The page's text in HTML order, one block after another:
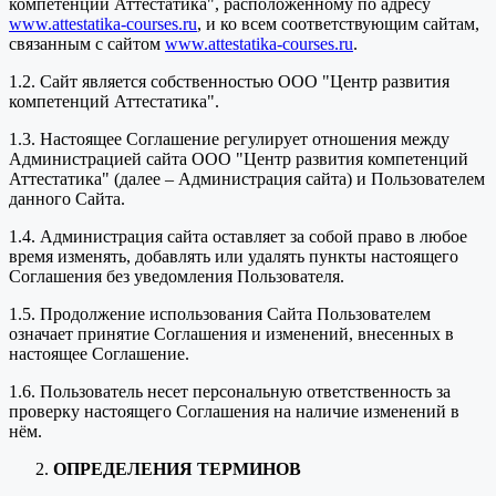
компетенций Аттестатика", расположенному по адресу
www.attestatika-courses.ru, и ко всем соответствующим сайтам,
связанным с сайтом www.attestatika-courses.ru.
1.2. Сайт является собственностью ООО "Центр развития
компетенций Аттестатика".
1.3. Настоящее Соглашение регулирует отношения между
Администрацией сайта ООО "Центр развития компетенций
Аттестатика" (далее – Администрация сайта) и Пользователем
данного Сайта.
1.4. Администрация сайта оставляет за собой право в любое
время изменять, добавлять или удалять пункты настоящего
Соглашения без уведомления Пользователя.
1.5. Продолжение использования Сайта Пользователем
означает принятие Соглашения и изменений, внесенных в
настоящее Соглашение.
1.6. Пользователь несет персональную ответственность за
проверку настоящего Соглашения на наличие изменений в
нём.
ОПРЕДЕЛЕНИЯ ТЕРМИНОВ